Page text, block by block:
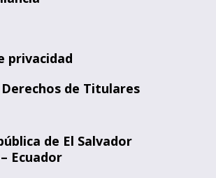
privacidad
de Titulares
de El Salvador
Ecuador